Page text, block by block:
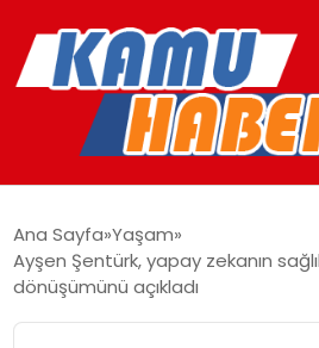
YAŞAM
Ana Sayfa Yaşam
Ayşen Şentürk, yapay zekanın
dönüşümünü açıkladı